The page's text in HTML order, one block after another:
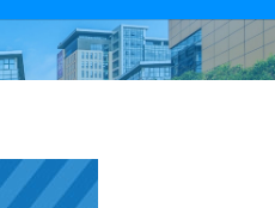
人才培养